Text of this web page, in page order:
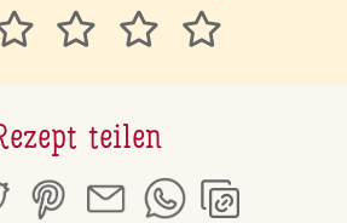
teilen